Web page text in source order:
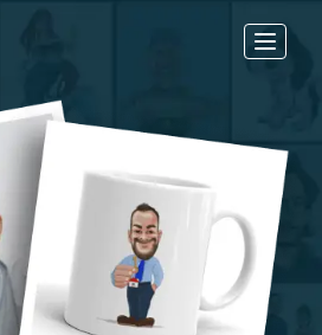
Toggle